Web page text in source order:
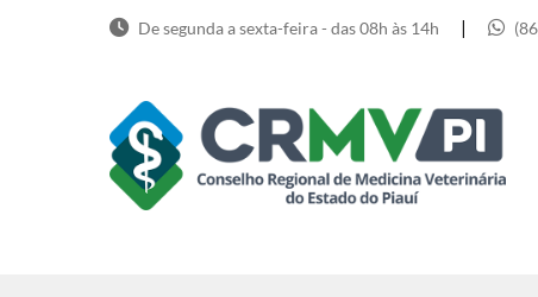
De segunda a sexta-feira - das 08h às 14h |